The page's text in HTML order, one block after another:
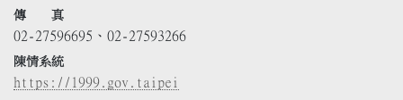
傳 真
02-27596695、02-27593266
陳情系統
https://1999.gov.taipei